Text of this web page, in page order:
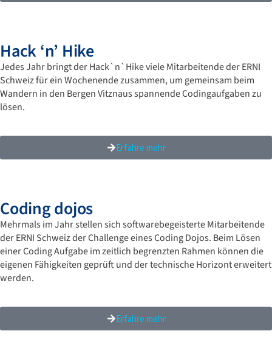
Hack ‘n’ Hike
Jedes Jahr bringt der Hack`n`Hike viele Mitarbeitende der ERNI
Schweiz für ein Wochenende zusammen, um gemeinsam beim
Wandern in den Bergen Vitznaus spannende Codingaufgaben zu
lösen.
Erfahre mehr
Coding dojos​
Mehrmals im Jahr stellen sich softwarebegeisterte Mitarbeitende
der ERNI Schweiz der Challenge eines Coding Dojos. Beim Lösen
einer Coding Aufgabe im zeitlich begrenzten Rahmen können die
eigenen Fähigkeiten geprüft und der technische Horizont erweitert
werden.
Erfahre mehr